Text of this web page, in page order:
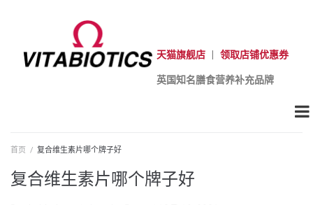
天猫旗舰店 领取店铺优惠券
英国知名膳食营养补充品牌
首页 / 复合维生素片哪个牌子好
复合维生素片哪个牌子好